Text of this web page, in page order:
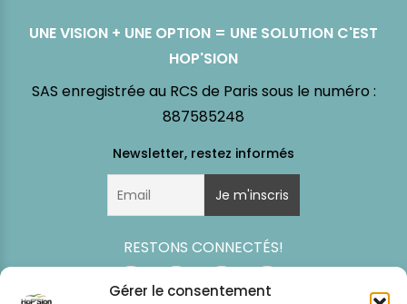
Gérer le consentement
UNE VISION + UNE OPTION = UNE SOLUTION C'EST
HOP'SION
SAS enregistrée au RCS de Paris sous le numéro :
887585248
RESTONS CONNECTÉS!